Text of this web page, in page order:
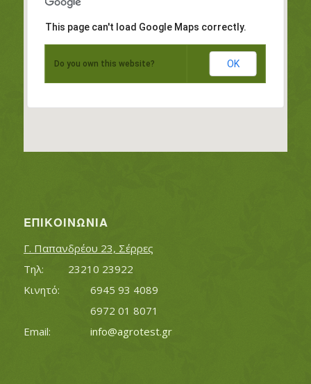
This page can't load Google Maps correctly.
Do you own this website? OK
ΕΠΙΚΟΙΝΩΝΊΑ
Γ. Παπανδρέου 23, Σέρρες
Τηλ:		23210 23922
Κινητό:		6945 93 4089
			6972 01 8071
info@agrotest.gr